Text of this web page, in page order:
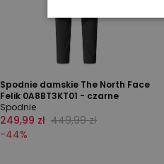
Spodnie damskie The North Face
Felik 0A8BT3KT01 - czarne
Spodnie
249,99 zł 449,99 zł
-44%